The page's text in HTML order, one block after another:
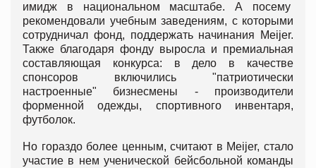
имидж в национальном масштабе. А посему
рекомендовали учебным заведениям, с которыми
сотрудничал фонд, поддержать начинания Meijer.
Также благодаря фонду выросла и премиальная
составляющая конкурса: в дело в качестве
спонсоров включились "патриотически
настроенные" бизнесмены - производители
форменной одежды, спортивного инвентаря,
футболок.
Но гораздо более ценным, считают в Meijer, стало
участие в нем ученической бейсбольной команды